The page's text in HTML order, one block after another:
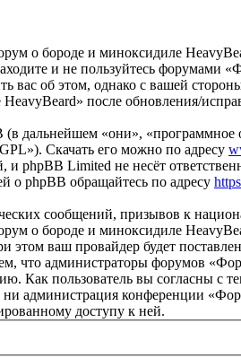
о бороде и миноксидиле
и не пользуйтесь
вас об этом, однако с вашей
после обновления/
дальнейшем «они»,
Скачать его можно по адресу
phpBB Limited не несёт
о phpBB обращайтесь по адресу
сообщений, призывов к
о бороде и миноксидиле
ваш провайдер будет
что администраторы форумов
Как пользователь вы согласны с
ни администрация конференции
доступу к ней.